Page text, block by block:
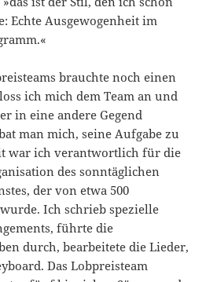
Echte Ausgewo­genheit im
brauchte noch einen
ich mich dem Team an und
in eine andere Gegend
man mich, seine Aufgabe zu
war ich verantwortlich für die
des sonntäglichen
der von etwa 500
Ich schrieb spezielle
führte die
durch, be­arbeitete die Lieder,
Das Lobpreisteam